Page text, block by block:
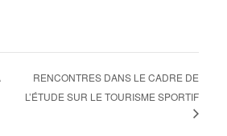
RENCONTRES DANS LE CADRE DE
L’ÉTUDE SUR LE TOURISME SPORTIF